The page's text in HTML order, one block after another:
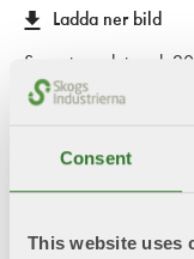
Consent
This website uses
Ladda ner bild
Senast uppdaterad:
Ladda ner